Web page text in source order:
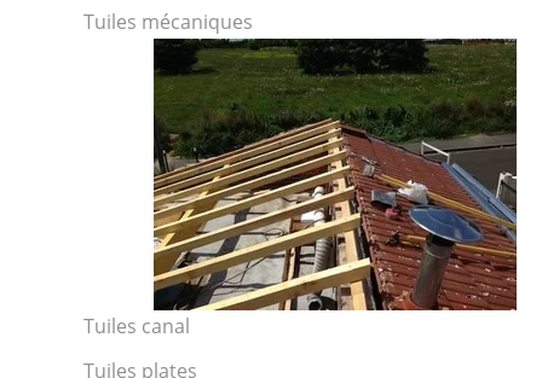
Tuiles mécaniques
Tuiles canal
Tuiles plates